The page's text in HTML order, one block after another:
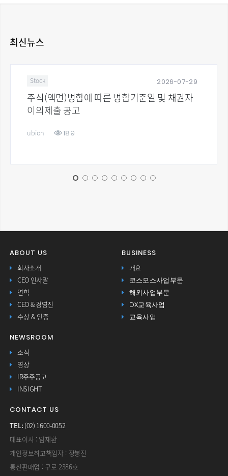
최신뉴스
2026-07-29
Stock
주식(액면)병합에 따른 병합기준일 및 채권자
이의제출 공고
ubion 189
ABOUT US
회사소개
CEO 인사말
연혁
CEO & 경영진
수상 & 인증
BUSINESS
개요
코스모스사업부문
해외사업부문
DX교육사업
교육사업
NEWSROOM
소식
영상
IR주주공고
INSIGHT
CONTACT US
TEL: (02) 1600-0052
대표이사 : 임재환
개인정보최고책임자 : 장봉진
통신판매업 : 구로 2386호